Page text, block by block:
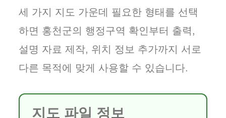
세 가지 지도 가운데 필요한 형태를 선택
하면 홍천군의 행정구역 확인부터 출력,
설명 자료 제작, 위치 정보 추가까지 서로
다른 목적에 맞게 사용할 수 있습니다.
지도 파일 정보